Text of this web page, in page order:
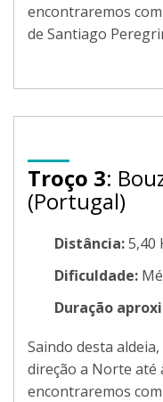
encontraremos
de Santiago
Troço 3:
(Portugal)
Distância:5,40
Dificuldade:
Duração
Saindo desta
direção a Norte até
encontraremos